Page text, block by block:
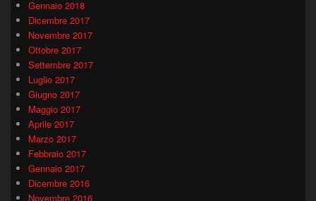
Gennaio 2018
Dicembre 2017
Novembre 2017
Ottobre 2017
Settembre 2017
Luglio 2017
Giugno 2017
Maggio 2017
Aprile 2017
Marzo 2017
Febbraio 2017
Gennaio 2017
Dicembre 2016
Novembre 2016